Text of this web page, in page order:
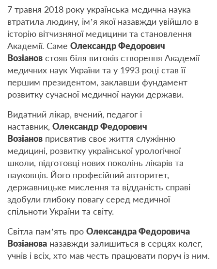
7 травня 2018 року українська медична наука
втратила людину, ім’я якої назавжди увійшло в
історію вітчизняної медицини та становлення
Академії. Саме Олександр Федорович
Возіанов стояв біля витоків створення Академії
медичних наук України та у 1993 році став її
першим президентом, заклавши фундамент
розвитку сучасної медичної науки держави.
Видатний лікар, вчений, педагог і
наставник, Олександр Федорович
Возіанов присвятив своє життя служінню
медицині, розвитку української урологічної
школи, підготовці нових поколінь лікарів та
науковців. Його професійний авторитет,
державницьке мислення та відданість справі
здобули глибоку повагу серед медичної
спільноти України та світу.
Світла пам’ять про Олександра Федоровича
Возіанова назавжди залишиться в серцях колег,
учнів і всіх, хто мав честь працювати поруч із ним.